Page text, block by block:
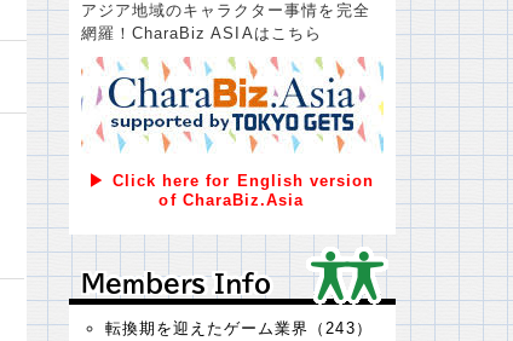
アジア地域のキャラクター事情を完全
網羅！CharaBiz ASIAはこちら
▶ Click here for English version
of CharaBiz.Asia
Ｍｅｍｂｅｒｓ Ｉｎｆｏ
Ｍｅｍｂｅｒｓ Ｉｎｆｏ
転換期を迎えたゲーム業界（243）